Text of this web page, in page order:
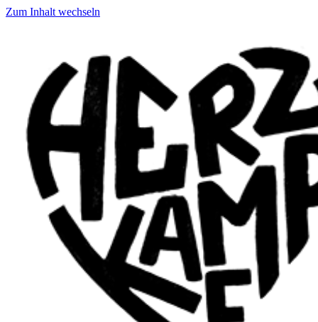
Zum Inhalt wechseln